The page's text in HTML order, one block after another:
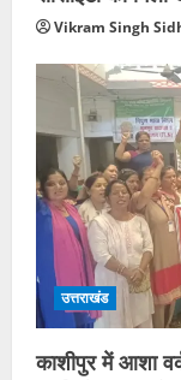
Vikram Singh
उत्तराखंड
काशीपुर में आशा